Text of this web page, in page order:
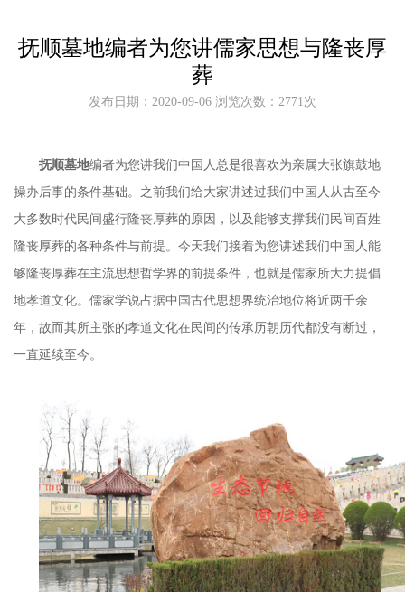
抚顺墓地编者为您讲儒家思想与隆丧厚
葬
发布日期：2020-09-06 浏览次数：2771次
抚顺墓地编者为您讲我们中国人总是很喜欢为亲属大张旗鼓地
操办后事的条件基础。之前我们给大家讲述过我们中国人从古至今
大多数时代民间盛行隆丧厚葬的原因，以及能够支撑我们民间百姓
隆丧厚葬的各种条件与前提。今天我们接着为您讲述我们中国人能
够隆丧厚葬在主流思想哲学界的前提条件，也就是儒家所大力提倡
地孝道文化。儒家学说占据中国古代思想界统治地位将近两千余
年，故而其所主张的孝道文化在民间的传承历朝历代都没有断过，
一直延续至今。